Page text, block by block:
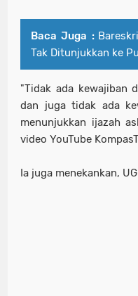
Baca Juga :
Tak Ditunjukkan ke
"Tidak ada kewajiban
dan juga tidak ada
menunjukkan ijazah
video YouTube
Ia juga menekankan,